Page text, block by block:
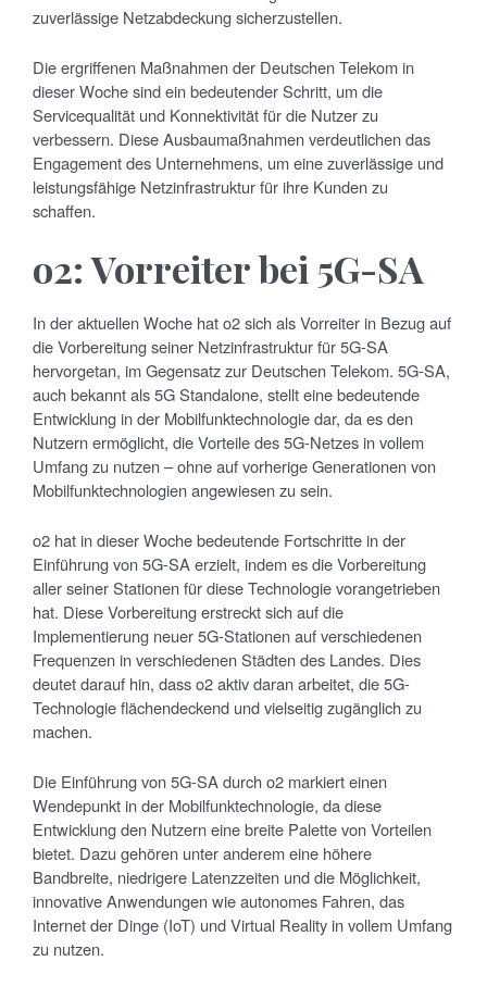
zuverlässige Netzabdeckung sicherzustellen.
Die ergriffenen Maßnahmen der Deutschen Telekom in
dieser Woche sind ein bedeutender Schritt, um die
Servicequalität und Konnektivität für die Nutzer zu
verbessern. Diese Ausbaumaßnahmen verdeutlichen das
Engagement des Unternehmens, um eine zuverlässige und
leistungsfähige Netzinfrastruktur für ihre Kunden zu
schaffen.
o2: Vorreiter bei 5G-SA
In der aktuellen Woche hat o2 sich als Vorreiter in Bezug auf
die Vorbereitung seiner Netzinfrastruktur für 5G-SA
hervorgetan, im Gegensatz zur Deutschen Telekom. 5G-SA,
auch bekannt als 5G Standalone, stellt eine bedeutende
Entwicklung in der Mobilfunktechnologie dar, da es den
Nutzern ermöglicht, die Vorteile des 5G-Netzes in vollem
Umfang zu nutzen – ohne auf vorherige Generationen von
Mobilfunktechnologien angewiesen zu sein.
o2 hat in dieser Woche bedeutende Fortschritte in der
Einführung von 5G-SA erzielt, indem es die Vorbereitung
aller seiner Stationen für diese Technologie vorangetrieben
hat. Diese Vorbereitung erstreckt sich auf die
Implementierung neuer 5G-Stationen auf verschiedenen
Frequenzen in verschiedenen Städten des Landes. Dies
deutet darauf hin, dass o2 aktiv daran arbeitet, die 5G-
Technologie flächendeckend und vielseitig zugänglich zu
machen.
Die Einführung von 5G-SA durch o2 markiert einen
Wendepunkt in der Mobilfunktechnologie, da diese
Entwicklung den Nutzern eine breite Palette von Vorteilen
bietet. Dazu gehören unter anderem eine höhere
Bandbreite, niedrigere Latenzzeiten und die Möglichkeit,
innovative Anwendungen wie autonomes Fahren, das
Internet der Dinge (IoT) und Virtual Reality in vollem Umfang
zu nutzen.